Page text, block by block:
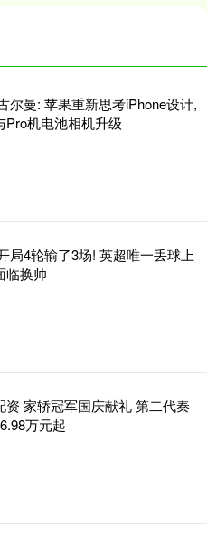
尔曼: 苹果重新思考iPhone设计,
Pro机电池相机升级
局4轮输了3场! 英超唯一丢球上
临换帅
资 家轿冠军国庆献礼 第二代秦
万元起